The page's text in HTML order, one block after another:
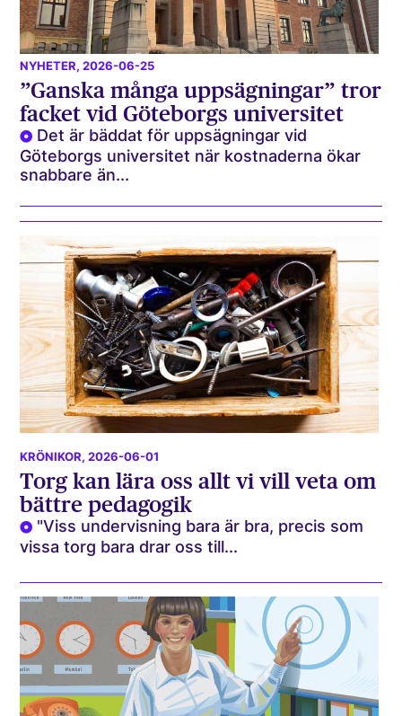
NYHETER, 2026-06-25
”Ganska många uppsägningar” tror
facket vid Göteborgs universitet
Det är bäddat för uppsägningar vid
Göteborgs universitet när kostnaderna ökar
snabbare än...
KRÖNIKOR, 2026-06-01
Torg kan lära oss allt vi vill veta om
bättre pedagogik
"Viss undervisning bara är bra, precis som
vissa torg bara drar oss till...